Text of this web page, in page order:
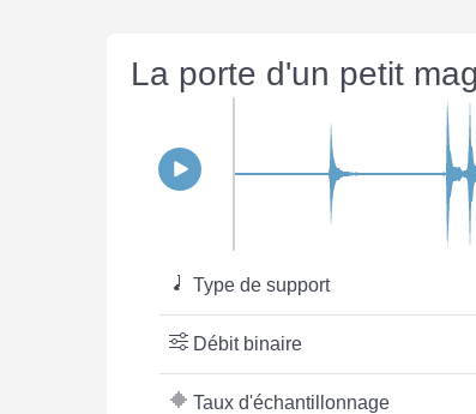
La porte d'un petit
Type de support
Débit binaire
Taux d'échantillonnage